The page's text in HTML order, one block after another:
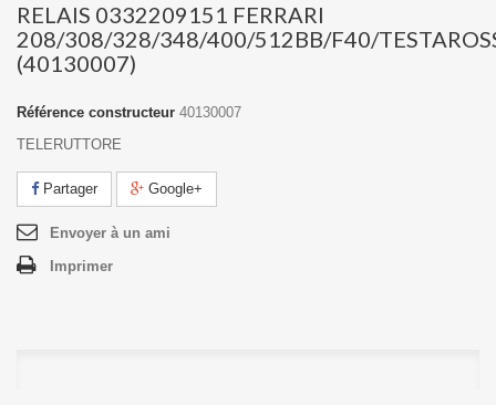
RELAIS 0332209151 FERRARI
208/308/328/348/400/512BB/F40/
(40130007)
Référence constructeur 40130007
TELERUTTORE
Partager Google+
Envoyer à un ami
Imprimer